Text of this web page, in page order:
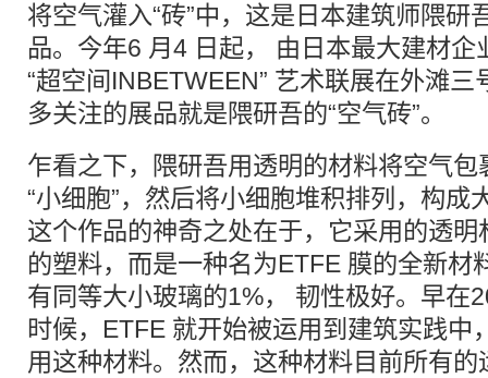
将空气灌入“砖”中，这是日本建筑师隈研
品。今年6 月4 日起， 由日本最大建材企
“超空间INBETWEEN” 艺术联展在外滩
多关注的展品就是隈研吾的“空气砖”。
乍看之下，隈研吾用透明的材料将空气
“小细胞”，然后将小细胞堆积排列，构成
这个作品的神奇之处在于，它采用的透
的塑料，而是一种名为ETFE 膜的全新材
有同等大小玻璃的1%， 韧性极好。早在
时候，ETFE 就开始被运用到建筑实践中
用这种材料。然而，这种材料目前所有